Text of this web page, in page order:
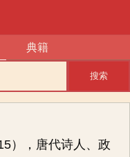
典籍
搜索
），唐代诗人、政